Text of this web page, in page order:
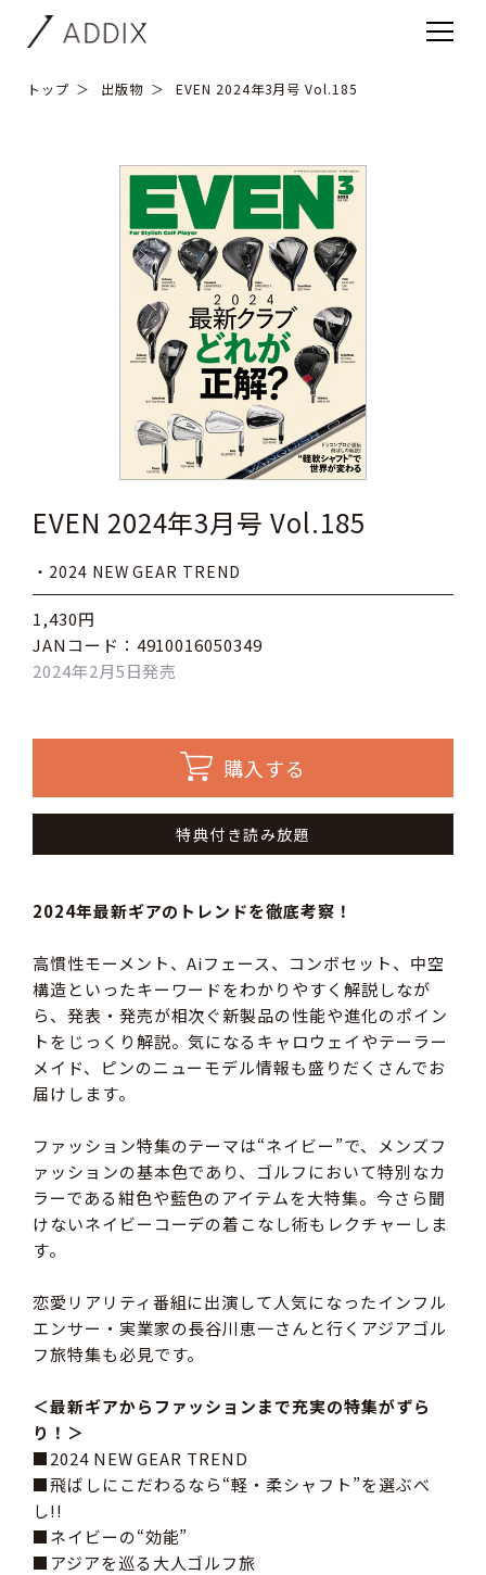
トップ 出版物 EVEN 2024年3月号 Vol.185
EVEN 2024年3月号 Vol.185
・2024 NEW GEAR TREND
1,430円
JANコード：4910016050349
2024年2月5日発売
購入する
特典付き読み放題
2024年最新ギアのトレンドを徹底考察！
高慣性モーメント、Aiフェース、コンボセット、中空
構造といったキーワードをわかりやすく解説しなが
ら、発表・発売が相次ぐ新製品の性能や進化のポイン
トをじっくり解説。気になるキャロウェイやテーラー
メイド、ピンのニューモデル情報も盛りだくさんでお
届けします。
ファッション特集のテーマは“ネイビー”で、メンズフ
ァッションの基本色であり、ゴルフにおいて特別なカ
ラーである紺色や藍色のアイテムを大特集。今さら聞
けないネイビーコーデの着こなし術もレクチャーしま
す。
恋愛リアリティ番組に出演して人気になったインフル
エンサー・実業家の長谷川恵一さんと行くアジアゴル
フ旅特集も必見です。
＜最新ギアからファッションまで充実の特集がずら
り！＞
■2024 NEW GEAR TREND
■飛ばしにこだわるなら“軽・柔シャフト”を選ぶべ
し!!
■ネイビーの“効能”
■アジアを巡る大人ゴルフ旅